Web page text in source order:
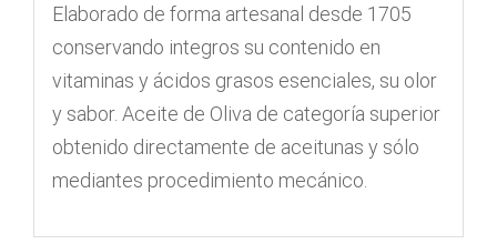
Elaborado de forma artesanal desde 1705
conservando integros su contenido en
vitaminas y ácidos grasos esenciales, su olor
y sabor. Aceite de Oliva de categoría superior
obtenido directamente de aceitunas y sólo
mediantes procedimiento mecánico.